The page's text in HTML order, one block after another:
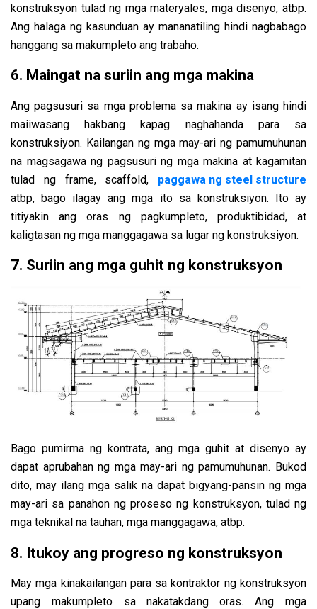
konstruksyon tulad ng mga materyales, mga disenyo, atbp.
Ang halaga ng kasunduan ay mananatiling hindi nagbabago
hanggang sa makumpleto ang trabaho.
6. Maingat na suriin ang mga makina
Ang pagsusuri sa mga problema sa makina ay isang hindi
maiiwasang hakbang kapag naghahanda para sa
konstruksiyon. Kailangan ng mga may-ari ng pamumuhunan
na magsagawa ng pagsusuri ng mga makina at kagamitan
tulad ng frame, scaffold, paggawa ng steel structure
atbp, bago ilagay ang mga ito sa konstruksiyon. Ito ay
titiyakin ang oras ng pagkumpleto, produktibidad, at
kaligtasan ng mga manggagawa sa lugar ng konstruksiyon.
7. Suriin ang mga guhit ng konstruksyon
Bago pumirma ng kontrata, ang mga guhit at disenyo ay
dapat aprubahan ng mga may-ari ng pamumuhunan. Bukod
dito, may ilang mga salik na dapat bigyang-pansin ng mga
may-ari sa panahon ng proseso ng konstruksyon, tulad ng
mga teknikal na tauhan, mga manggagawa, atbp.
8. Itukoy ang progreso ng konstruksyon
May mga kinakailangan para sa kontraktor ng konstruksyon
upang makumpleto sa nakatakdang oras. Ang mga